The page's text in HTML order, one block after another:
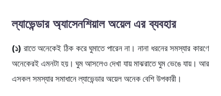
ল্যাভেন্ডার অ্যাসেনশিয়াল অয়েল এর ব্যবহার
(১) রাতে অনেকেই ঠিক করে ঘুমাতে পারেন না। নানা ধরনের সমস্যার কারণে
অনেকেরই এমনটা হয়। ঘুম আসলেও দেখা যায় মাঝরাতে ঘুম ভেঙে যায়। আর
এসকল সমস্যার সমাধানে ল্যাভেন্ডার অয়েল অনেক বেশি উপকারী।